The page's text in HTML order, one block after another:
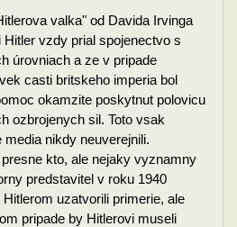
valka" od Davida Irvinga
vzdy prial spojenectvo s
úrovniach a ze v pripade
casti britskeho imperia bol
okamzite poskytnut polovicu
ozbrojenych sil. Toto vsak
nikdy neuverejnili.
kto, ale nejaky vyznamny
predstavitel v roku 1940
uzatvorili primerie, ale
pripade by Hitlerovi museli